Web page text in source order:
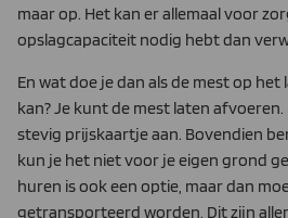
maar op. Het kan er allemaal voor
opslagcapaciteit nodig hebt dan
En wat doe je dan als de mest op
kan? Je kunt de mest laten
stevig prijskaartje aan. Bovendien
kun je het niet voor je eigen grond
huren is ook een optie, maar dan
getransporteerd worden. Dit zijn